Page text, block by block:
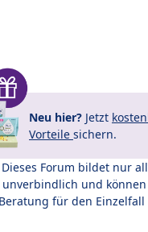
Neu hier? Jetzt
Vorteile sichern.
Forum bildet nur
und
für den